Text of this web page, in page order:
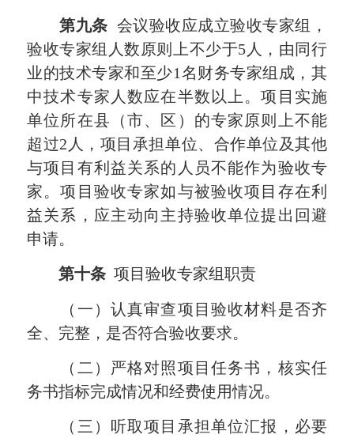
第九条 会议验收应成立验收专家组，
验收专家组人数原则上不少于5人，由同行
业的技术专家和至少1名财务专家组成，其
中技术专家人数应在半数以上。项目实施
单位所在县（市、区）的专家原则上不能
超过2人，项目承担单位、合作单位及其他
与项目有利益关系的人员不能作为验收专
家。项目验收专家如与被验收项目存在利
益关系，应主动向主持验收单位提出回避
申请。
第十条 项目验收专家组职责
（一）认真审查项目验收材料是否齐
全、完整，是否符合验收要求。
（二）严格对照项目任务书，核实任
务书指标完成情况和经费使用情况。
（三）听取项目承担单位汇报，必要